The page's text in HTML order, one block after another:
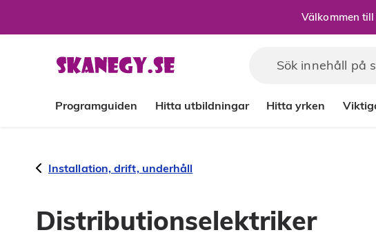
Välkommen
Programguiden Hitta utbildningar Hitta yrken
Installation, drift, underhåll
Distributionselektriker